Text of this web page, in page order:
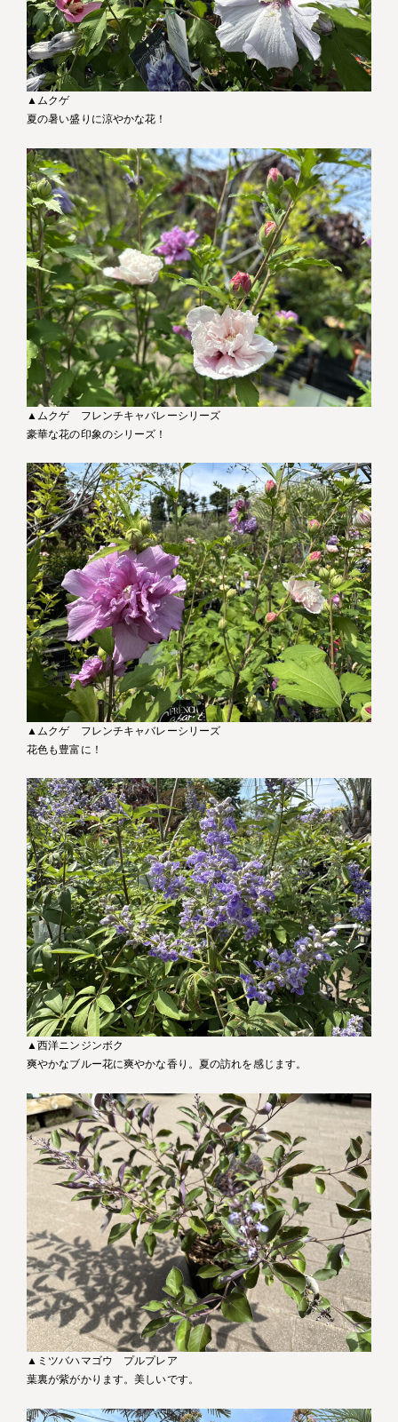
▲ムクゲ
夏の暑い盛りに涼やかな花！
▲ムクゲ フレンチキャバレーシリーズ
豪華な花の印象のシリーズ！
▲ムクゲ フレンチキャバレーシリーズ
花色も豊富に！
▲西洋ニンジンボク
爽やかなブルー花に爽やかな香り。夏の訪れを感じます。
▲ミツバハマゴウ プルプレア
葉裏が紫がかります。美しいです。